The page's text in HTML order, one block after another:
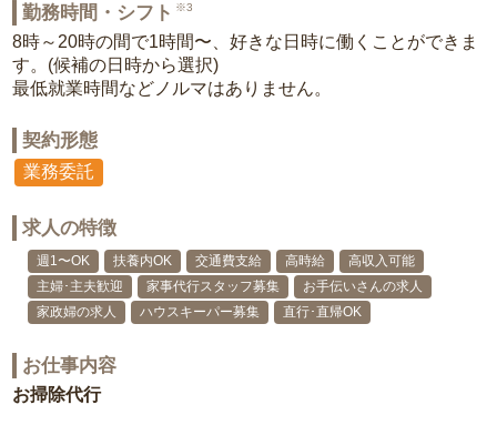
勤務時間・シフト ※3
8時～20時の間で1時間〜、好きな日時に働くことができま
す。(候補の日時から選択)
最低就業時間などノルマはありません。
契約形態
業務委託
求人の特徴
週1〜OK 扶養内OK 交通費支給 高時給
高収入可能
主婦･主夫歓迎
家事代行スタッフ募集
お手伝いさんの求人
家政婦の求人
ハウスキーパー募集 直行･直帰OK
お仕事内容
お掃除代行